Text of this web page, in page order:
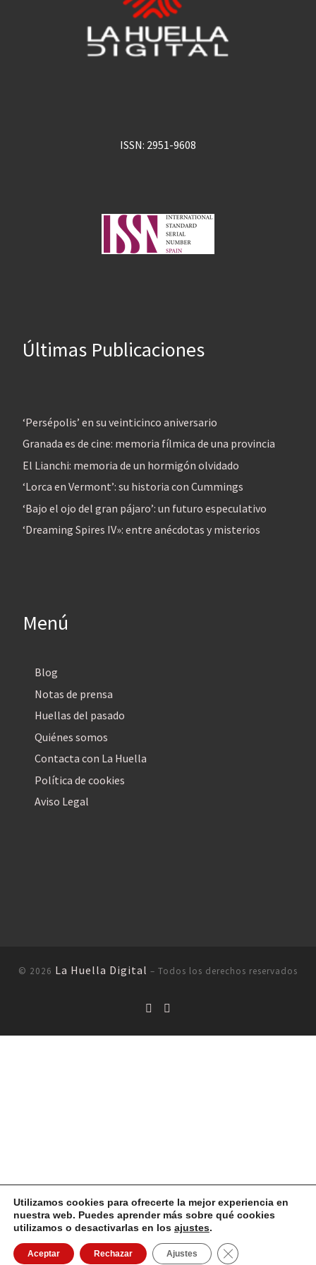
ISSN: 2951-9608
Últimas Publicaciones
‘Persépolis’ en su veinticinco aniversario
Granada es de cine: memoria fílmica de una provincia
El Lianchi: memoria de un hormigón olvidado
‘Lorca en Vermont’: su historia con Cummings
‘Bajo el ojo del gran pájaro’: un futuro especulativo
‘Dreaming Spires IV»: entre anécdotas y misterios
Menú
Blog
Notas de prensa
Huellas del pasado
Quiénes somos
Contacta con La Huella
Política de cookies
Aviso Legal
© 2026 La Huella Digital – Todos los derechos reservados
Utilizamos cookies para ofrecerte la mejor experiencia en
nuestra web. Puedes aprender más sobre qué cookies
utilizamos o desactivarlas en los ajustes.
Aceptar Rechazar Ajustes Cerrar el banner